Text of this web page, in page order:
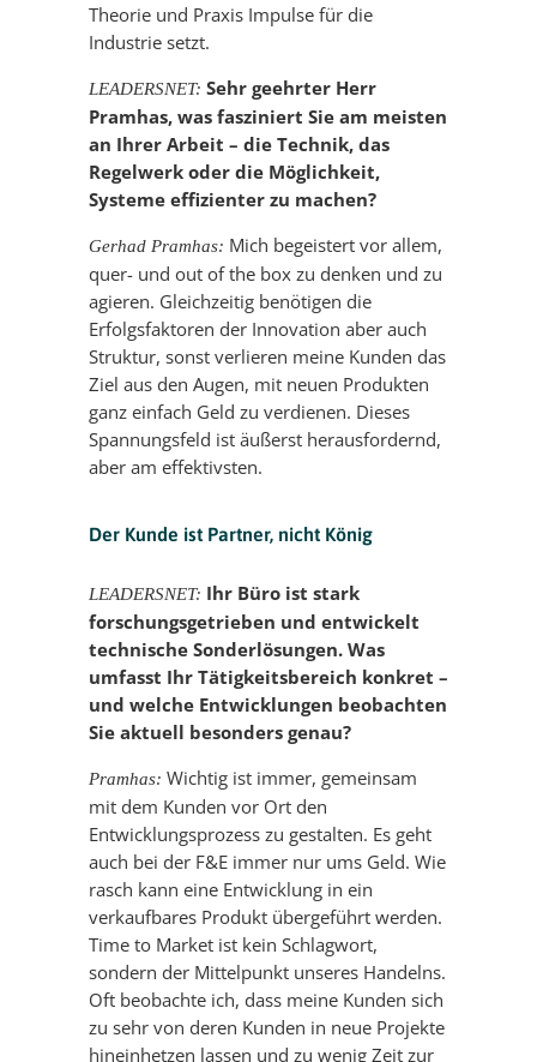
Theorie und Praxis Impulse für die
Industrie setzt.
LEADERSNET: Sehr geehrter Herr
Pramhas, was fasziniert Sie am meisten
an Ihrer Arbeit – die Technik, das
Regelwerk oder die Möglichkeit,
Systeme effizienter zu machen?
Gerhad Pramhas: Mich begeistert vor allem,
quer- und out of the box zu denken und zu
agieren. Gleichzeitig benötigen die
Erfolgsfaktoren der Innovation aber auch
Struktur, sonst verlieren meine Kunden das
Ziel aus den Augen, mit neuen Produkten
ganz einfach Geld zu verdienen. Dieses
Spannungsfeld ist äußerst herausfordernd,
aber am effektivsten.
Der Kunde ist Partner, nicht König
LEADERSNET: Ihr Büro ist stark
forschungsgetrieben und entwickelt
technische Sonderlösungen. Was
umfasst Ihr Tätigkeitsbereich konkret –
und welche Entwicklungen beobachten
Sie aktuell besonders genau?
Pramhas: Wichtig ist immer, gemeinsam
mit dem Kunden vor Ort den
Entwicklungsprozess zu gestalten. Es geht
auch bei der F&E immer nur ums Geld. Wie
rasch kann eine Entwicklung in ein
verkaufbares Produkt übergeführt werden.
Time to Market ist kein Schlagwort,
sondern der Mittelpunkt unseres Handelns.
Oft beobachte ich, dass meine Kunden sich
zu sehr von deren Kunden in neue Projekte
hineinhetzen lassen und zu wenig Zeit zur